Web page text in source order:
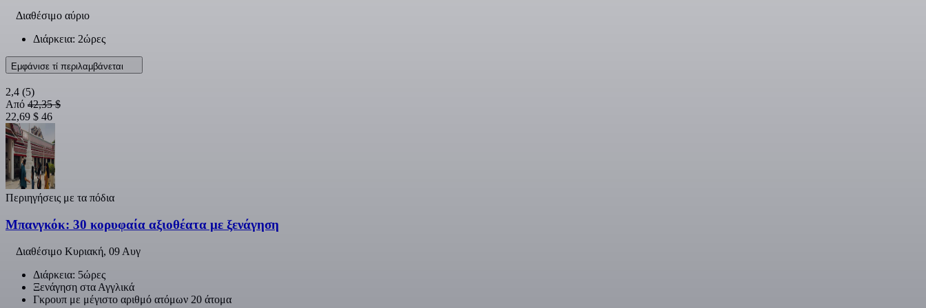
Διαθέσιμο αύριο
Διάρκεια: 2ώρες
Εμφάνισε τί περιλαμβάνεται
2,4 (5)
Από 42,35 $
22,69 $ 46
Περιηγήσεις με τα πόδια
Μπανγκόκ: 30 κορυφαία αξιοθέατα με ξενάγηση
Διαθέσιμο Κυριακή, 09 Αυγ
Διάρκεια: 5ώρες
Ξενάγηση στα Αγγλικά
Γκρουπ με μέγιστο αριθμό ατόμων 20 άτομα